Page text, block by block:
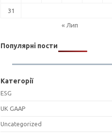
31
« Лип
Популярні пости
Категорії
ESG
UK GAAP
Uncategorized